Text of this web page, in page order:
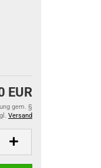
EUR
gem. §
Versand